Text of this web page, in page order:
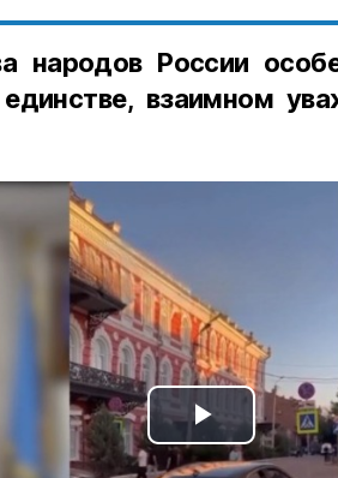
народов России
взаимном
Play